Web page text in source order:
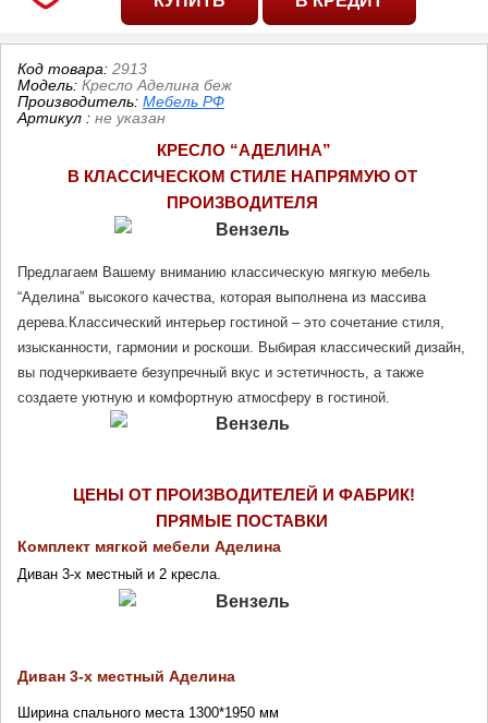
Код товара: 2913
Модель: Кресло Аделина беж
Производитель: Мебель РФ
Артикул : не указан
КРЕСЛО “АДЕЛИНА”
В КЛАССИЧЕСКОМ СТИЛЕ НАПРЯМУЮ ОТ
ПРОИЗВОДИТЕЛЯ
Предлагаем Вашему вниманию классическую мягкую мебель
“Аделина” высокого качества, которая выполнена из массива
дерева.Классический интерьер гостиной – это сочетание стиля,
изысканности, гармонии и роскоши. Выбирая классический дизайн,
вы подчеркиваете безупречный вкус и эстетичность, а также
создаете уютную и комфортную атмосферу в гостиной.
ЦЕНЫ ОТ ПРОИЗВОДИТЕЛЕЙ И ФАБРИК!
ПРЯМЫЕ ПОСТАВКИ
Комплект мягкой мебели Аделина
Диван 3-х местный и 2 кресла.
Диван 3-х местный Аделина
Ширина спального места 1300*1950 мм